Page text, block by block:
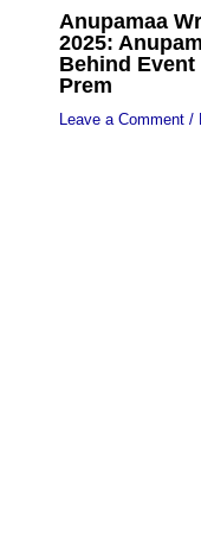
Anupamaa
2025:
Behind
Prem
Leave a Comment /